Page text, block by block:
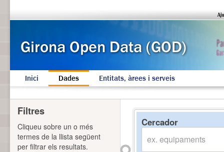
Inici Dades Entitats, àrees i serveis
Cercador
Filtres
Cliqueu sobre un o més
termes de la llista següent
per filtrar els resultats.